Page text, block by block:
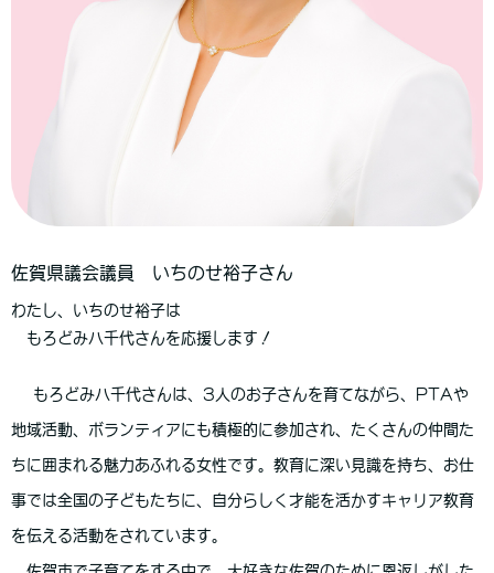
佐賀県議会議員 いちのせ裕子さん
わたし、いちのせ裕子は
もろどみ八千代さんを応援します！
もろどみ八千代さんは、3人のお子さんを育てながら、PTAや
地域活動、ボランティアにも積極的に参加され、たくさんの仲間た
ちに囲まれる魅力あふれる女性です。教育に深い見識を持ち、お仕
事では全国の子どもたちに、自分らしく才能を活かすキャリア教育
を伝える活動をされています。